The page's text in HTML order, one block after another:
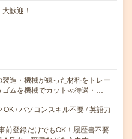
歓迎！
造・機械が練った材料をトレー
ゴムを機械でカット≪待遇・…
/ パソコンスキル不要 / 英語力
前登録だけでもOK！履歴書不要